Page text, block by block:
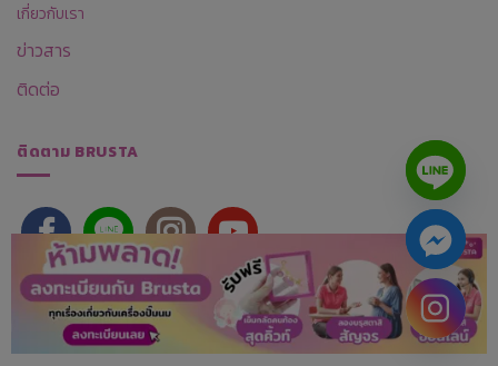
เกี่ยวกับเรา
ข่าวสาร
ติดต่อ
ติดตาม BRUSTA
©2023 All Modern Supply Co., Ltd., All rights reservedแผนผัง
เว็บไซต์